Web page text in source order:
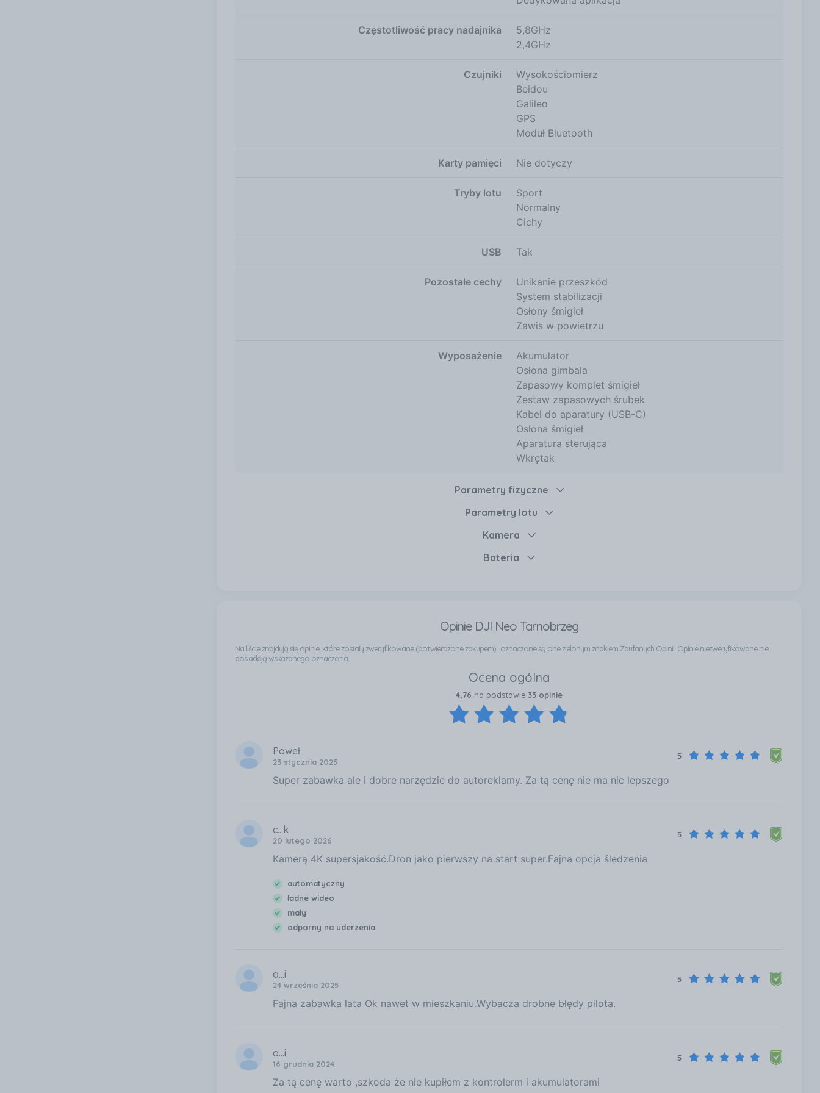
Częstotliwość pracy nadajnika
5,8GHz
2,4GHz
Czujniki
Wysokościomierz
Beidou
Galileo
GPS
Moduł Bluetooth
Karty pamięci Nie dotyczy
Tryby lotu
Sport
Normalny
Cichy
USB Tak
Pozostałe cechy
Unikanie przeszkód
System stabilizacji
Osłony śmigieł
Zawis w powietrzu
Wyposażenie
Akumulator
Osłona gimbala
Zapasowy komplet śmigieł
Zestaw zapasowych śrubek
Kabel do aparatury (USB-C)
Osłona śmigieł
Aparatura sterująca
Wkrętak
Parametry fizyczne
Parametry lotu
Kamera
Bateria
Opinie DJI Neo Tarnobrzeg
Na liście znajdują się opinie, które zostały zweryfikowane (potwierdzone zakupem) i oznaczone są one zielonym znakiem Zaufanych Opinii. Opinie niezweryfikowane nie
posiadają wskazanego oznaczenia.
Ocena ogólna
4,76 na podstawie 33 opinie
Paweł
23 stycznia 2025
5
Super zabawka ale i dobre narzędzie do autoreklamy. Za tą cenę nie ma nic lepszego
c...k
20 lutego 2026
5
Kamerą 4K supersjakość.Dron jako pierwszy na start super.Fajna opcja śledzenia
automatyczny
ładne wideo
mały
odporny na uderzenia
a...i
24 września 2025
5
Fajna zabawka lata Ok nawet w mieszkaniu.Wybacza drobne błędy pilota.
a...i
16 grudnia 2024
5
Za tą cenę warto ,szkoda że nie kupiłem z kontrolerm i akumulatorami